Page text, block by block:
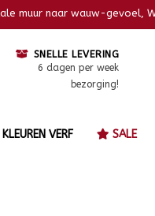
muur naar wauw-gevoel,
SNELLE LEVERING
6 dagen per week
bezorging!
KLEUREN VERF SALE